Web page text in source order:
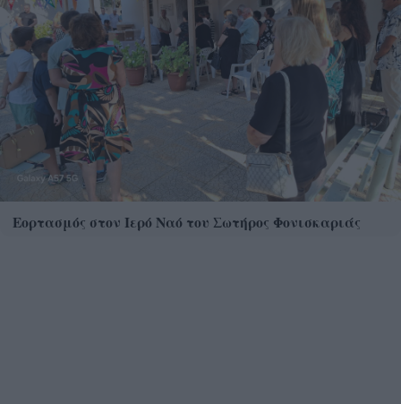
Εορτασμός στον Ιερό Ναό του Σωτήρος Φονισκαριάς